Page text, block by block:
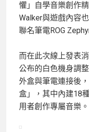
懼」自學音樂創作
Walker與遊戲內容
聯名筆電ROG
而在此次線上發表
公布的白色機身調
外盒與筆電連接後
盒」，其中內建18
用者創作專屬音樂。